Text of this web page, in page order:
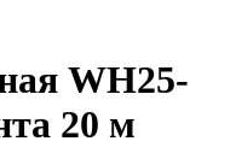
WH25-
20 м